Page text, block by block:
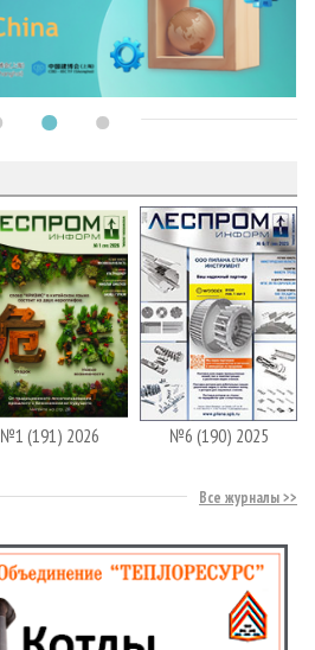
№1 (191) 2026 №6 (190) 2025
Все журналы